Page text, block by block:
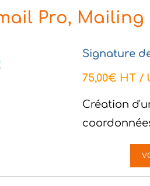
Pro,
Signature
75,00€ HT /
Création